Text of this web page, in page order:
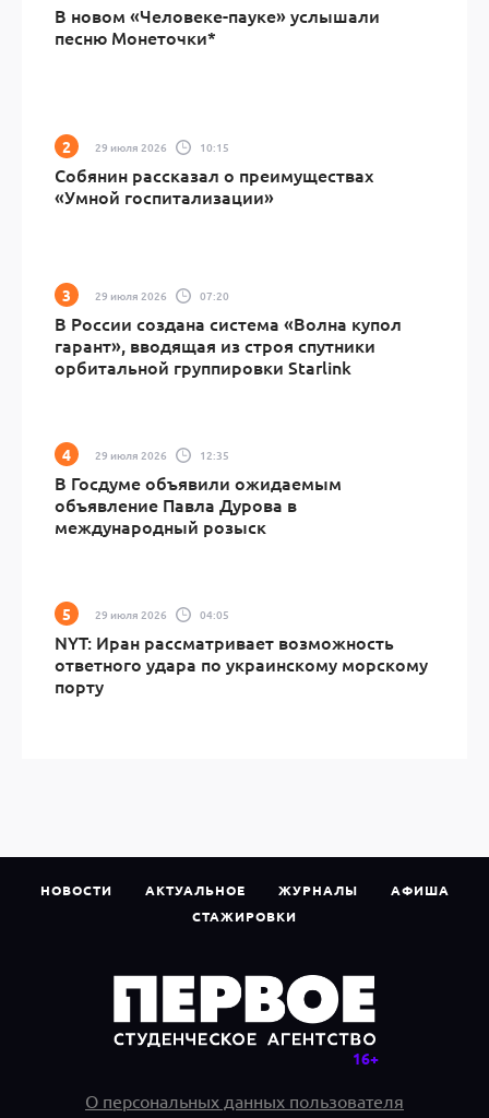
В новом «Человеке-пауке» услышали
песню Монеточки*
29 июля 2026 10:15
Собянин рассказал о преимуществах
«Умной госпитализации»
29 июля 2026 07:20
В России создана система «Волна купол
гарант», вводящая из строя спутники
орбитальной группировки Starlink
29 июля 2026 12:35
В Госдуме объявили ожидаемым
объявление Павла Дурова в
международный розыск
29 июля 2026 04:05
NYT: Иран рассматривает возможность
ответного удара по украинскому морскому
порту
НОВОСТИ АКТУАЛЬНОЕ ЖУРНАЛЫ
АФИША
СТАЖИРОВКИ
О персональных данных пользователя